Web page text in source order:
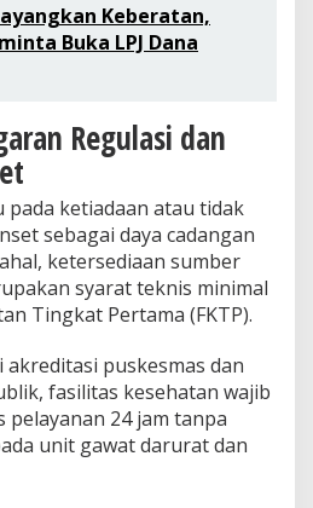
Keberatan,
Buka LPJ Dana
Regulasi dan
ketiadaan atau tidak
sebagai daya cadangan
ketersediaan sumber
syarat teknis minimal
Tingkat Pertama (FKTP).
puskesmas dan
fasilitas kesehatan wajib
24 jam tanpa
unit gawat darurat dan